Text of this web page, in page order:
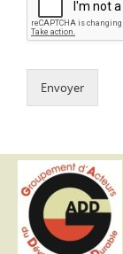
Envoyer